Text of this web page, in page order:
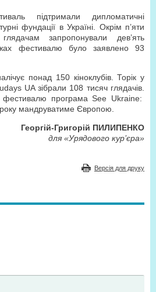
підтримали дипломатичні
фундації в Україні. Окрім п’яти
запропонували дев’ять
фестивалю було заявлено 93
понад 150 кіноклубів. Торік у
UA зібрали 108 тисяч глядачів.
фестивалю програма See Ukraine:
мандруватиме Європою.
Георгій-Григорій ПИЛИПЕНКО
для «Урядового кур’єра»
Версія для друку